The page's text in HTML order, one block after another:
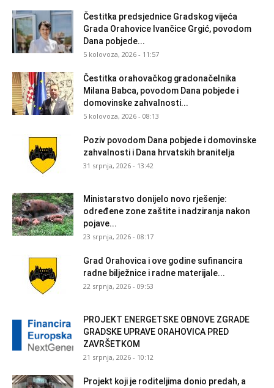
Čestitka predsjednice Gradskog vijeća
Grada Orahovice Ivančice Grgić, povodom
Dana pobjede...
5 kolovoza, 2026 - 11:57
Čestitka orahovačkog gradonačelnika
Milana Babca, povodom Dana pobjede i
domovinske zahvalnosti...
5 kolovoza, 2026 - 08:13
Poziv povodom Dana pobjede i domovinske
zahvalnosti i Dana hrvatskih branitelja
31 srpnja, 2026 - 13:42
Ministarstvo donijelo novo rješenje:
određene zone zaštite i nadziranja nakon
pojave...
23 srpnja, 2026 - 08:17
Grad Orahovica i ove godine sufinancira
radne bilježnice i radne materijale...
22 srpnja, 2026 - 09:53
PROJEKT ENERGETSKE OBNOVE ZGRADE
GRADSKE UPRAVE ORAHOVICA PRED
ZAVRŠETKOM
21 srpnja, 2026 - 10:12
Projekt koji je roditeljima donio predah, a